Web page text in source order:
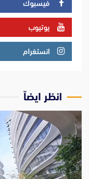
فيسبوك
يوتيوب
انستغرام
انظر ايضاً